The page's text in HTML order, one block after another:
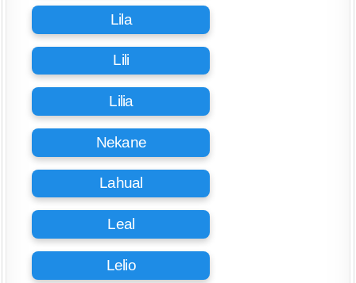
Lila
Lili
Lilia
Nekane
Lahual
Leal
Lelio